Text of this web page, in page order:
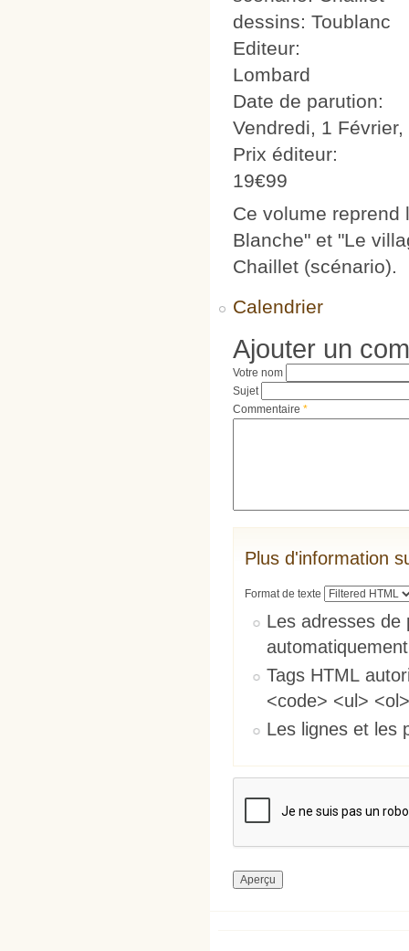
dessins: Toublanc
Editeur:
Lombard
Date de parution:
Vendredi, 1 Février,
Prix éditeur:
19€99
Ce volume reprend
Blanche" et "Le
Chaillet (scénario).
Calendrier
Ajouter un
Votre nom
Sujet
Commentaire *
Plus d'information
Format de texte
Les adresses de
Tags HTML
<code> <ul>
Les lignes et les